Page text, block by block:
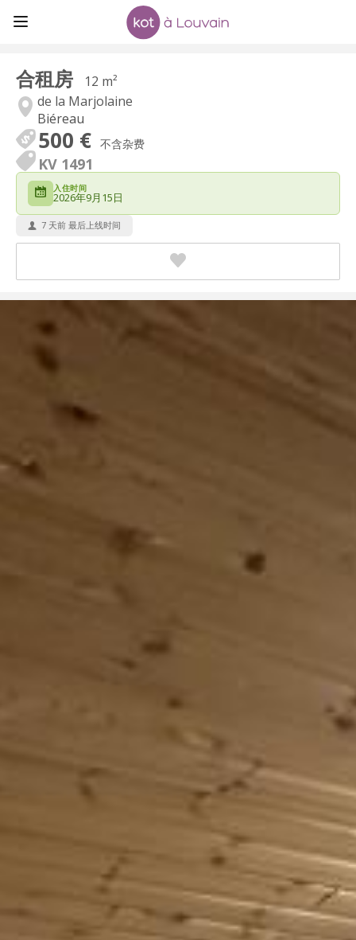
合租房
12 m²
de la Marjolaine
Biéreau
500 € 不含杂费
KV 1491
入住时间
2026年9月15日
7 天前 最后上线时间